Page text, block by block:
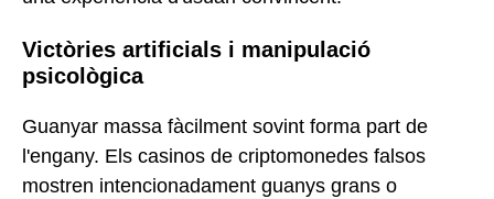
Victòries artificials i manipulació
psicològica
Guanyar massa fàcilment sovint forma part de
l'engany. Els casinos de criptomonedes falsos
mostren intencionadament guanys grans o